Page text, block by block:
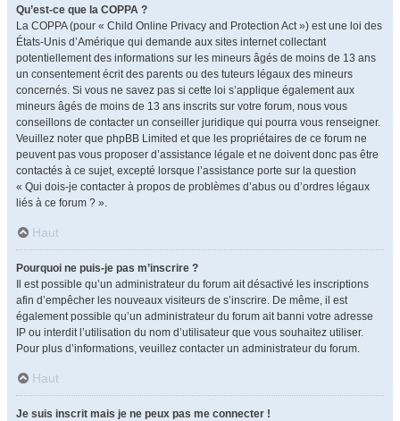
Qu’est-ce que la COPPA ?
La COPPA (pour « Child Online Privacy and Protection Act ») est une loi des
États-Unis d’Amérique qui demande aux sites internet collectant
potentiellement des informations sur les mineurs âgés de moins de 13 ans
un consentement écrit des parents ou des tuteurs légaux des mineurs
concernés. Si vous ne savez pas si cette loi s’applique également aux
mineurs âgés de moins de 13 ans inscrits sur votre forum, nous vous
conseillons de contacter un conseiller juridique qui pourra vous renseigner.
Veuillez noter que phpBB Limited et que les propriétaires de ce forum ne
peuvent pas vous proposer d’assistance légale et ne doivent donc pas être
contactés à ce sujet, excepté lorsque l’assistance porte sur la question
« Qui dois-je contacter à propos de problèmes d’abus ou d’ordres légaux
liés à ce forum ? ».
Haut
Pourquoi ne puis-je pas m’inscrire ?
Il est possible qu’un administrateur du forum ait désactivé les inscriptions
afin d’empêcher les nouveaux visiteurs de s’inscrire. De même, il est
également possible qu’un administrateur du forum ait banni votre adresse
IP ou interdit l’utilisation du nom d’utilisateur que vous souhaitez utiliser.
Pour plus d’informations, veuillez contacter un administrateur du forum.
Haut
Je suis inscrit mais je ne peux pas me connecter !